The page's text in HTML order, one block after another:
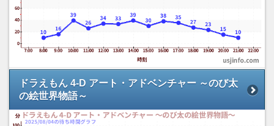
ドラえもん 4-D アート・アドベンチャー ～のび太
の絵世界物語～